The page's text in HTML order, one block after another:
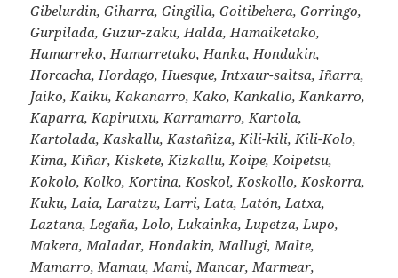
Gibelurdin, Giharra, Gingilla, Goitibehera, Gorringo,
Gurpilada, Guzur-zaku, Halda, Hamaiketako,
Hamarreko, Hamarretako, Hanka, Hondakin,
Horcacha, Hordago, Huesque, Intxaur-saltsa, Iñarra,
Jaiko, Kaiku, Kakanarro, Kako, Kankallo, Kankarro,
Kaparra, Kapirutxu, Karramarro, Kartola,
Kartolada, Kaskallu, Kastañiza, Kili-kili, Kili-Kolo,
Kima, Kiñar, Kiskete, Kizkallu, Koipe, Koipetsu,
Kokolo, Kolko, Kortina, Koskol, Koskollo, Koskorra,
Kuku, Laia, Laratzu, Larri, Lata, Latón, Latxa,
Laztana, Legaña, Lolo, Lukainka, Lupetza, Lupo,
Makera, Maladar, Hondakin, Mallugi, Malte,
Mamarro, Mamau, Mami, Mancar, Marmear,